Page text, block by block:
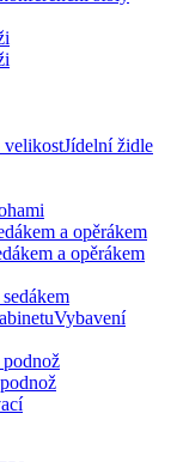
Jídelní židle
a opěrákem
a opěrákem
Vybavení